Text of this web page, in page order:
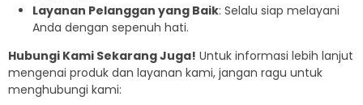
Layanan Pelanggan yang Baik: Selalu siap melayani
Anda dengan sepenuh hati.
Hubungi Kami Sekarang Juga! Untuk informasi lebih lanjut
mengenai produk dan layanan kami, jangan ragu untuk
menghubungi kami: